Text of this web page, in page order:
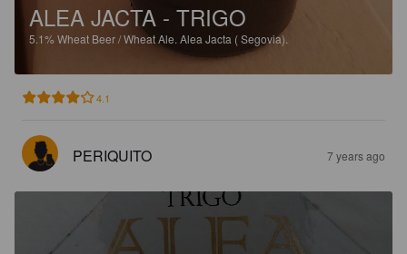
ALEA JACTA - TRIGO
5.1% Wheat Beer / Wheat Ale. Alea Jacta ( Segovia).
4.1
PERIQUITO 7 years ago